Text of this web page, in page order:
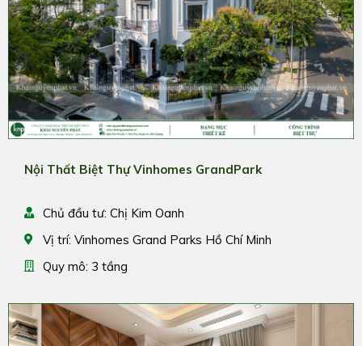
Nội Thất Biệt Thự Vinhomes GrandPark
Chủ đầu tư: Chị Kim Oanh
Vị trí: Vinhomes Grand Parks Hồ Chí Minh
Quy mô: 3 tầng